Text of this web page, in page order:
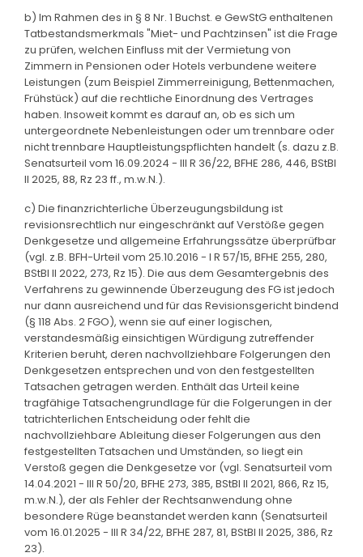
b) Im Rahmen des in § 8 Nr. 1 Buchst. e GewStG enthaltenen
Tatbestandsmerkmals "Miet- und Pachtzinsen" ist die Frage
zu prüfen, welchen Einfluss mit der Vermietung von
Zimmern in Pensionen oder Hotels verbundene weitere
Leistungen (zum Beispiel Zimmerreinigung, Bettenmachen,
Frühstück) auf die rechtliche Einordnung des Vertrages
haben. Insoweit kommt es darauf an, ob es sich um
untergeordnete Nebenleistungen oder um trennbare oder
nicht trennbare Hauptleistungspflichten handelt (s. dazu z.B.
Senatsurteil vom 16.09.2024 - III R 36/22, BFHE 286, 446, BStBl
II 2025, 88, Rz 23 ff., m.w.N.).
c) Die finanzrichterliche Überzeugungsbildung ist
revisionsrechtlich nur eingeschränkt auf Verstöße gegen
Denkgesetze und allgemeine Erfahrungssätze überprüfbar
(vgl. z.B. BFH-Urteil vom 25.10.2016 - I R 57/15, BFHE 255, 280,
BStBl II 2022, 273, Rz 15). Die aus dem Gesamtergebnis des
Verfahrens zu gewinnende Überzeugung des FG ist jedoch
nur dann ausreichend und für das Revisionsgericht bindend
(§ 118 Abs. 2 FGO), wenn sie auf einer logischen,
verstandesmäßig einsichtigen Würdigung zutreffender
Kriterien beruht, deren nachvollziehbare Folgerungen den
Denkgesetzen entsprechen und von den festgestellten
Tatsachen getragen werden. Enthält das Urteil keine
tragfähige Tatsachengrundlage für die Folgerungen in der
tatrichterlichen Entscheidung oder fehlt die
nachvollziehbare Ableitung dieser Folgerungen aus den
festgestellten Tatsachen und Umständen, so liegt ein
Verstoß gegen die Denkgesetze vor (vgl. Senatsurteil vom
14.04.2021 - III R 50/20, BFHE 273, 385, BStBl II 2021, 866, Rz 15,
m.w.N.), der als Fehler der Rechtsanwendung ohne
besondere Rüge beanstandet werden kann (Senatsurteil
vom 16.01.2025 - III R 34/22, BFHE 287, 81, BStBl II 2025, 386, Rz
23).